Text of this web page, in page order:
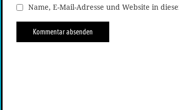
Name, E-Mail-Adresse und Website in